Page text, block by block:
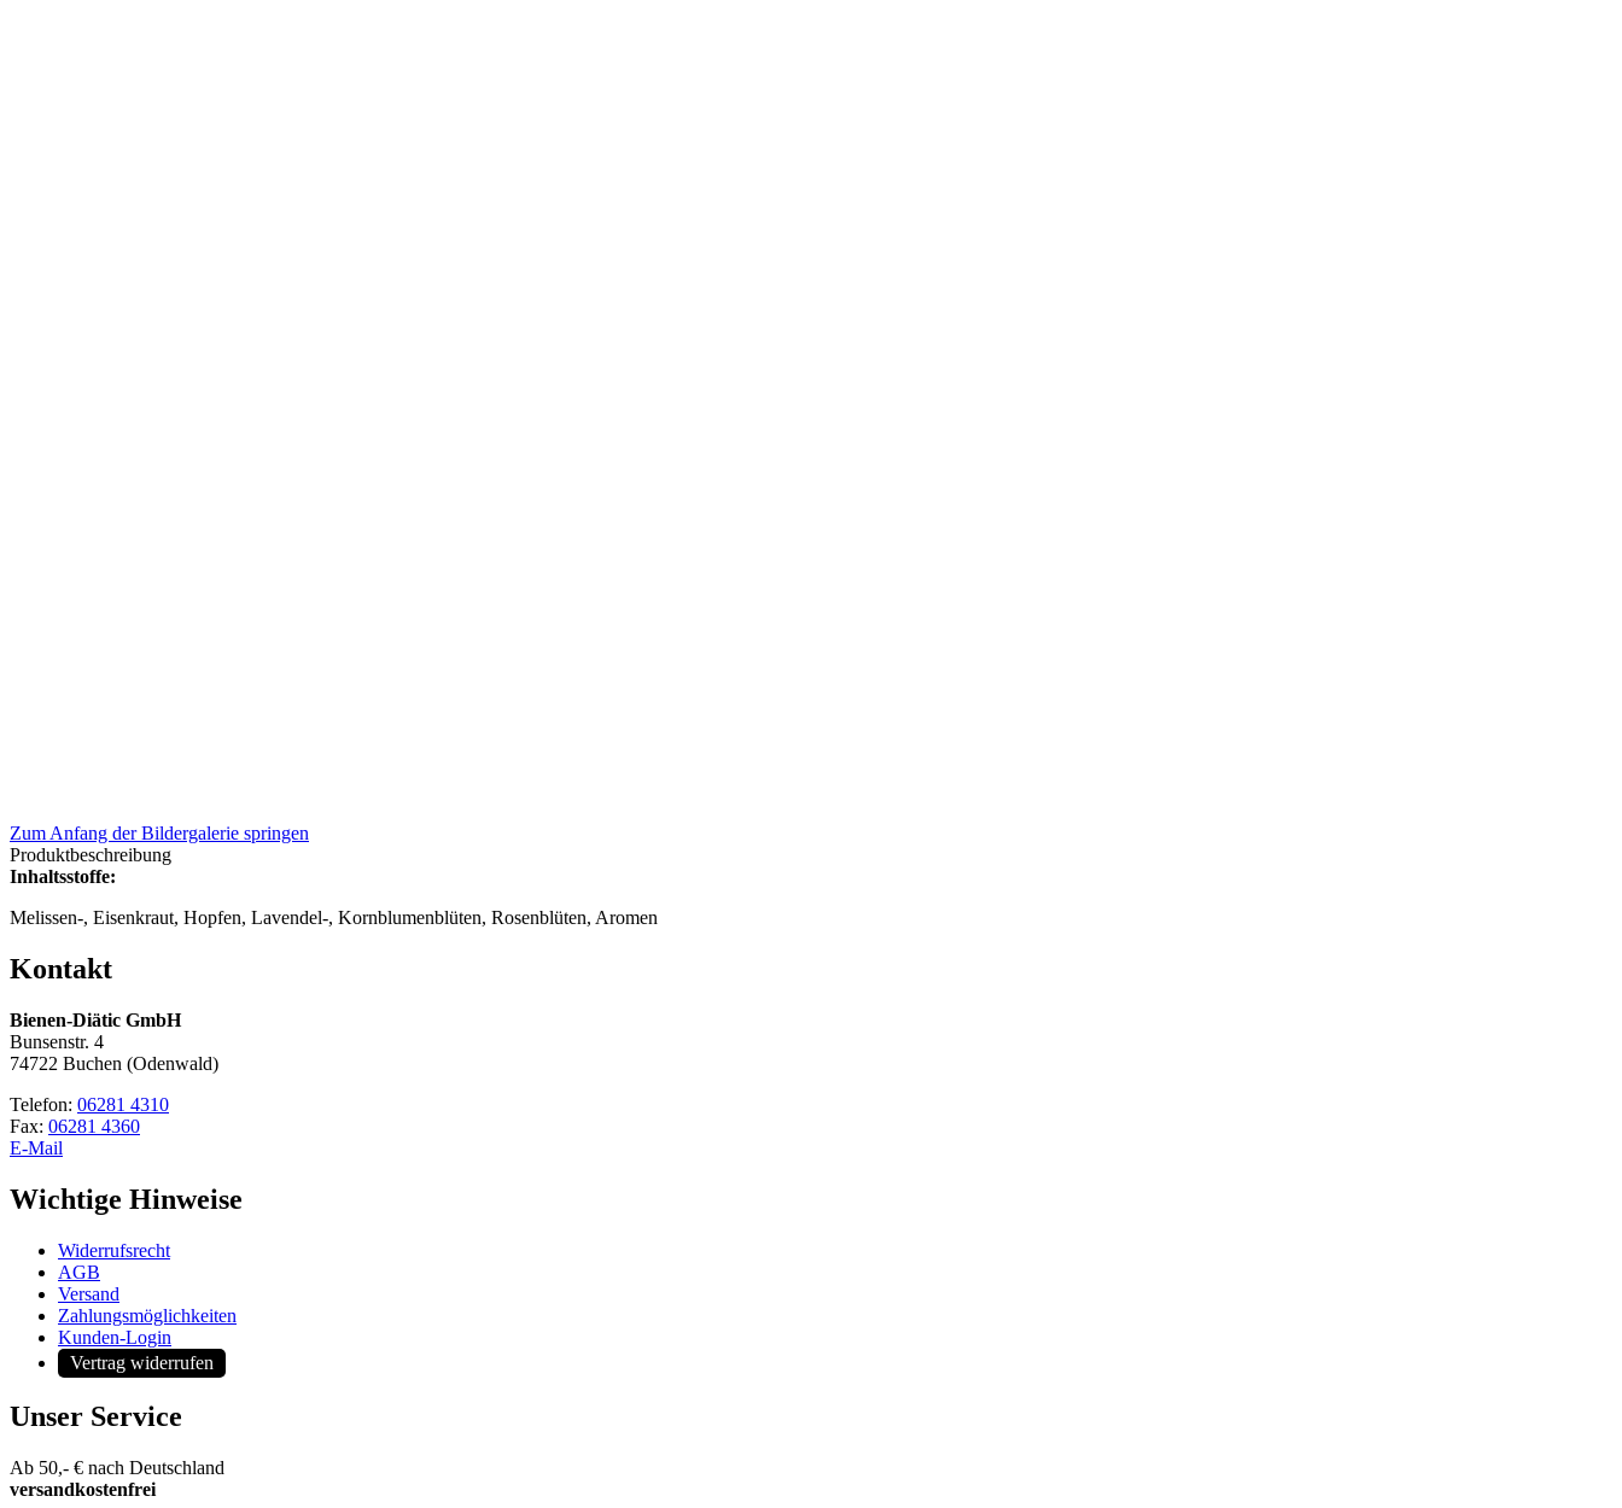
Zum Anfang der Bildergalerie springen
Produktbeschreibung
Inhaltsstoffe:
Melissen-, Eisenkraut, Hopfen, Lavendel-, Kornblumenblüten, Rosenblüten, Aromen
Kontakt
Bienen-Diätic GmbH
Bunsenstr. 4
74722 Buchen (Odenwald)
Telefon: 06281 4310
Fax: 06281 4360
E-Mail
Wichtige Hinweise
Widerrufsrecht
AGB
Versand
Zahlungsmöglichkeiten
Kunden-Login
Vertrag widerrufen
Unser Service
Ab 50,- € nach Deutschland
versandkostenfrei